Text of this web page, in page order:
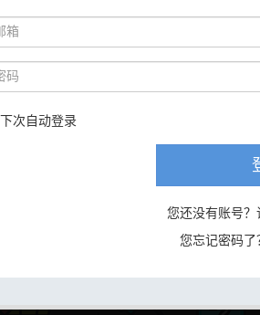
下次自动登录
您还没有账号？
您忘记密码了